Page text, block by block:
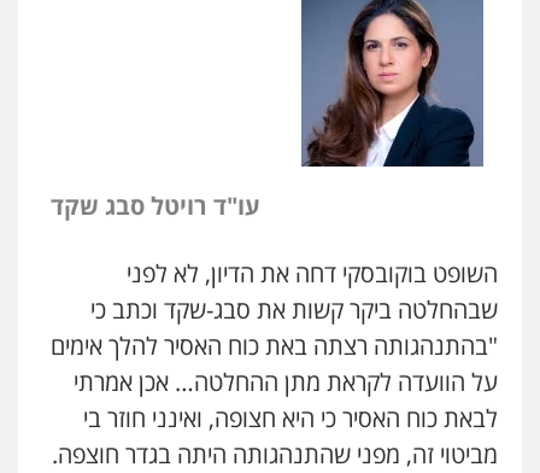
עו"ד רויטל סבג שקד
השופט בוקובסקי דחה את הדיון, לא לפני
שבהחלטה ביקר קשות את סבג-שקד וכתב כי
"בהתנהגותה רצתה באת כוח האסיר להלך אימים
על הוועדה לקראת מתן ההחלטה… אכן אמרתי
לבאת כוח האסיר כי היא חצופה, ואינני חוזר בי
מביטוי זה, מפני שהתנהגותה היתה בגדר חוצפה.